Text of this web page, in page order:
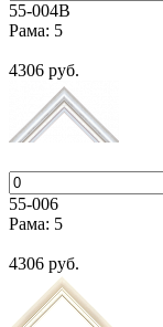
55-004В
Рама: 5
4306 руб.
55-006
Рама: 5
4306 руб.